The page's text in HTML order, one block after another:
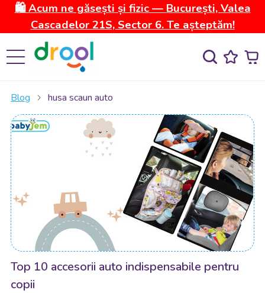
🛍️ Acum ne găsești și fizic — București, Valea
Cascadelor 21S, Sector 6. Te așteptăm!
Blog husa scaun auto
Top 10 accesorii auto indispensabile pentru
copii